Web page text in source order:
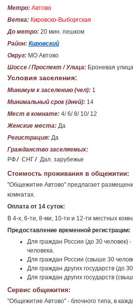
Метро: Автово
Ветка: Кировско-Выборгская
До метро: 20 мин. пешком
Район: Кировский
Округ: МО Автово
Шоссе / Проспект / Улица: Броневая
Условия заселения:
Минимум к заселению (чел): 1
Минимальный срок (дней): 14
Мест в комнате: 4/ 6/ 8/ 10/ 12
Женские места: Да
Регистрация: Да
Гражданство заселяемых:
РФ/ СНГ/ Дал. зарубежье
Стоимость проживания в общежитии:
"Общежитие Автово" предлагает
комнатах.
Оплата от 14 суток:
В 4-х, 6-ти, 8-ми, 10-ти и 12-ти местных
Предоставление временной регистрации:
Для граждан России (до 30 человек)
человека.
Для граждан России (свыше 30
Для граждан других государств (до
Для граждан других государств
Сервис общежития:
"Общежитие Автово" - блочного типа, в